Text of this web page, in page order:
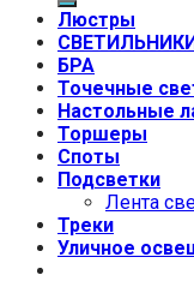
Люстры
БРА
Точечные
Настольные
Торшеры
Споты
Подсветки
Лента
Треки
Уличное